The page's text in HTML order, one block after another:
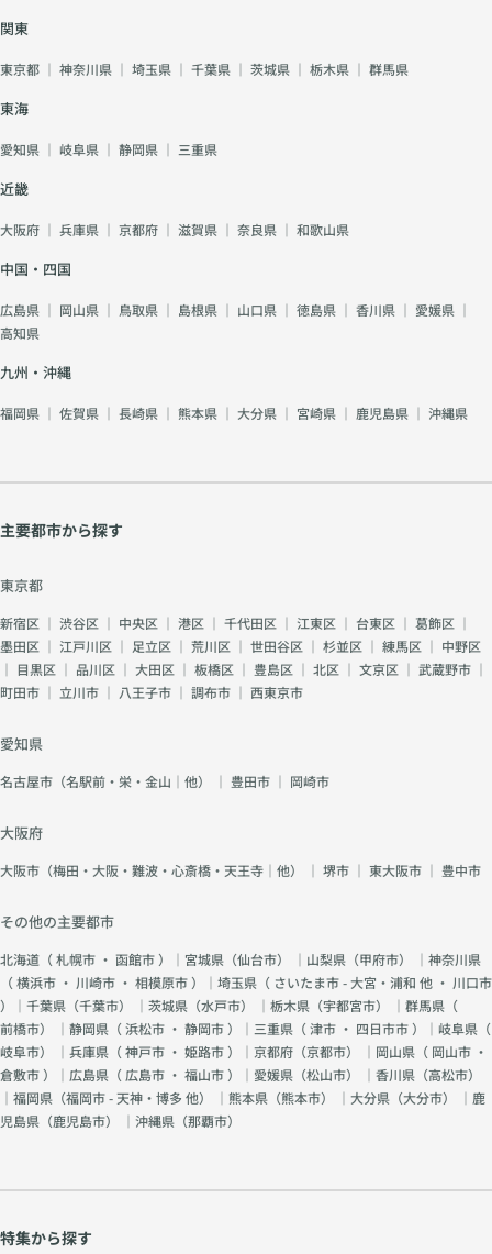
関東
東京都 ｜ 神奈川県 ｜ 埼玉県 ｜ 千葉県 ｜ 茨城県 ｜ 栃木県 ｜ 群馬県
東海
愛知県 ｜ 岐阜県 ｜ 静岡県 ｜ 三重県
近畿
大阪府 ｜ 兵庫県 ｜ 京都府 ｜ 滋賀県 ｜ 奈良県 ｜ 和歌山県
中国・四国
広島県 ｜ 岡山県 ｜ 鳥取県 ｜ 島根県 ｜ 山口県 ｜ 徳島県 ｜ 香川県 ｜ 愛媛県 ｜
高知県
九州・沖縄
福岡県 ｜ 佐賀県 ｜ 長崎県 ｜ 熊本県 ｜ 大分県 ｜ 宮崎県 ｜ 鹿児島県 ｜ 沖縄県
主要都市から探す
東京都
新宿区 ｜ 渋谷区 ｜ 中央区 ｜ 港区 ｜ 千代田区 ｜ 江東区 ｜ 台東区 ｜ 葛飾区 ｜
墨田区 ｜ 江戸川区 ｜ 足立区 ｜ 荒川区 ｜ 世田谷区 ｜ 杉並区 ｜ 練馬区 ｜ 中野区
｜ 目黒区 ｜ 品川区 ｜ 大田区 ｜ 板橋区 ｜ 豊島区 ｜ 北区 ｜ 文京区 ｜ 武蔵野市 ｜
町田市 ｜ 立川市 ｜ 八王子市 ｜ 調布市 ｜ 西東京市
愛知県
名古屋市（名駅前・栄・金山｜他） ｜ 豊田市 ｜ 岡崎市
大阪府
大阪市（梅田・大阪・難波・心斎橋・天王寺｜他） ｜ 堺市 ｜ 東大阪市 ｜ 豊中市
その他の主要都市
北海道（札幌市 ・ 函館市）｜宮城県（仙台市） ｜山梨県（甲府市） ｜神奈川県
（横浜市 ・ 川崎市 ・ 相模原市）｜埼玉県（ さいたま市 - 大宮・浦和 他 ・ 川口市
）｜千葉県（千葉市） ｜茨城県（水戸市） ｜栃木県（宇都宮市） ｜群馬県（
前橋市） ｜静岡県（浜松市 ・ 静岡市）｜三重県（津市 ・ 四日市市）｜岐阜県（
岐阜市） ｜兵庫県（神戸市 ・ 姫路市）｜京都府（京都市） ｜岡山県（ 岡山市 ・
倉敷市）｜広島県（ 広島市 ・ 福山市）｜愛媛県（松山市） ｜香川県（高松市）
｜福岡県（福岡市 - 天神・博多 他） ｜熊本県（熊本市） ｜大分県（大分市） ｜鹿
児島県（鹿児島市） ｜沖縄県（那覇市）
特集から探す